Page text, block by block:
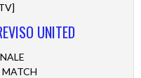
UNITED